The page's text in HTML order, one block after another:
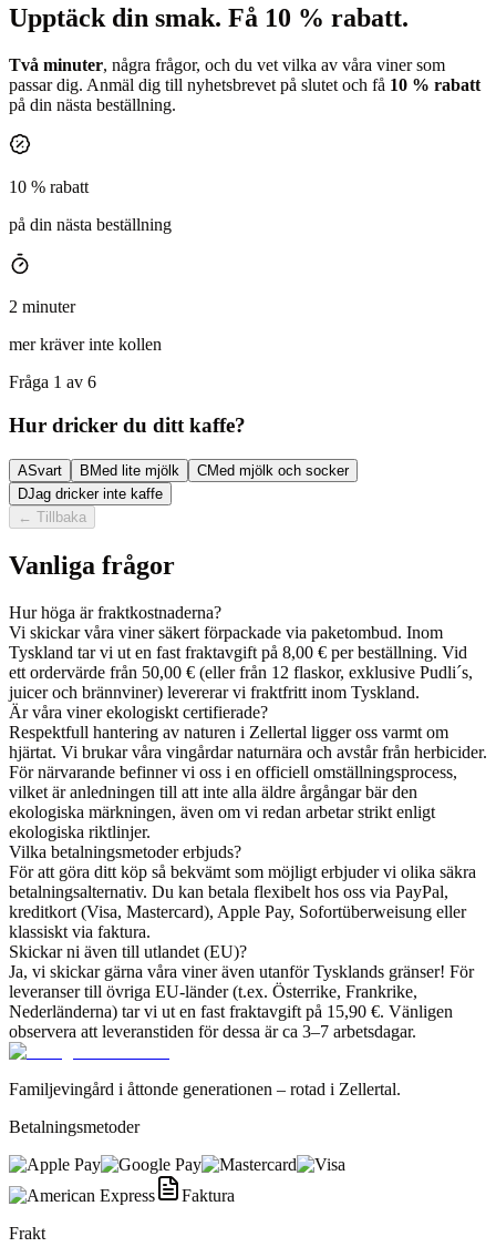
Upptäck din smak. Få 10 % rabatt.
Två minuter, några frågor, och du vet vilka av våra viner som
passar dig. Anmäl dig till nyhetsbrevet på slutet och få 10 % rabatt
på din nästa beställning.
10 % rabatt
på din nästa beställning
2 minuter
mer kräver inte kollen
Fråga 1 av 6
Hur dricker du ditt kaffe?
ASvart B Med lite mjölk CMed mjölk och socker
DJag dricker inte kaffe
← Tillbaka
Vanliga frågor
Hur höga är fraktkostnaderna?
Vi skickar våra viner säkert förpackade via paketombud. Inom
Tyskland tar vi ut en fast fraktavgift på 8,00 € per beställning. Vid
ett ordervärde från 50,00 € (eller från 12 flaskor, exklusive Pudli´s,
juicer och brännviner) levererar vi fraktfritt inom Tyskland.
Är våra viner ekologiskt certifierade?
Respektfull hantering av naturen i Zellertal ligger oss varmt om
hjärtat. Vi brukar våra vingårdar naturnära och avstår från herbicider.
För närvarande befinner vi oss i en officiell omställningsprocess,
vilket är anledningen till att inte alla äldre årgångar bär den
ekologiska märkningen, även om vi redan arbetar strikt enligt
ekologiska riktlinjer.
Vilka betalningsmetoder erbjuds?
För att göra ditt köp så bekvämt som möjligt erbjuder vi olika säkra
betalningsalternativ. Du kan betala flexibelt hos oss via PayPal,
kreditkort (Visa, Mastercard), Apple Pay, Sofortüberweisung eller
klassiskt via faktura.
Skickar ni även till utlandet (EU)?
Ja, vi skickar gärna våra viner även utanför Tysklands gränser! För
leveranser till övriga EU-länder (t.ex. Österrike, Frankrike,
Nederländerna) tar vi ut en fast fraktavgift på 15,90 €. Vänligen
observera att leveranstiden för dessa är ca 3–7 arbetsdagar.
Familjevingård i åttonde generationen – rotad i Zellertal.
Betalningsmetoder
Faktura
Frakt